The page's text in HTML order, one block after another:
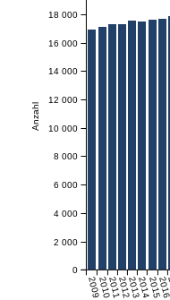
2009201020112012201320142015
Anzahl
0
2 000
4 000
6 000
8 000
10 000
12 000
14 000
16 000
18 000